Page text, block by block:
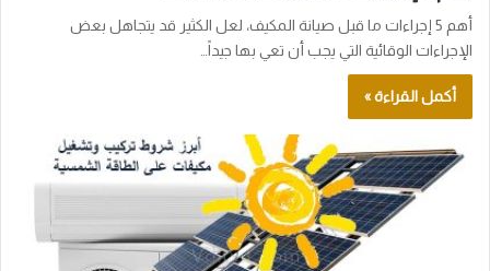
أهم 5 إجراءات ما قبل صيانة المكيف، لعل الكثير قد يتجاهل بعض
الإجراءات الوقائية التي يجب أن تعي بها جيداً…
أكمل القراءة »